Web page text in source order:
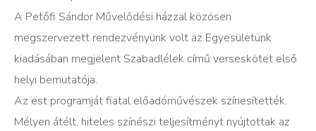
A Petőfi Sándor Művelődési házzal közösen
megszervezett rendezvényünk volt az Egyesületünk
kiadásában megjelent Szabadlélek című verseskötet első
helyi bemutatója.
Az est programját fiatal előadóművészek színesítették.
Mélyen átélt, hiteles színészi teljesítményt nyújtottak az